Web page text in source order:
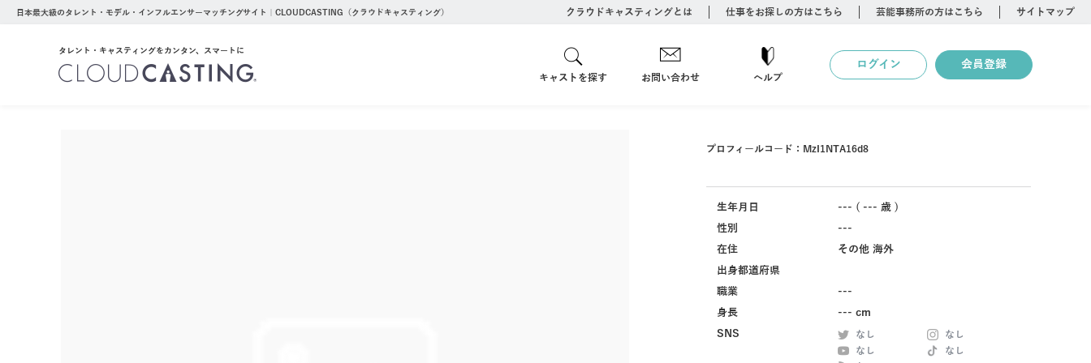
日本最大級のタレント・モデル・インフルエンサーマッチングサイト｜CLOUDCASTING（クラウドキャスティング） クラウドキャスティングとは 仕事をお探しの方はこちら 芸能事務所の方はこちら サイトマップ
タレント・キャスティングをカンタン、スマートに
キャストを探す お問い合わせ ヘルプ
ログイン 会員登録
プロフィールコード： MzI1NTA16d8
生年月日
--- ( --- 歳 )
性別
---
在住
その他 海外
出身都道府県
職業
---
身長
--- cm
SNS
なし
なし
なし
なし